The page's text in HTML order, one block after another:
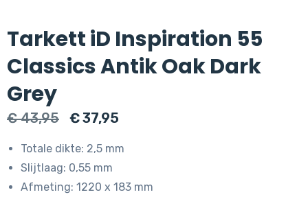
Tarkett iD Inspiration 55
Classics Antik Oak Dark
Grey
€43,95
Oorspronkelijke
€ 43,95.
€37,95
€ 37,95.
Totale dikte: 2,5 mm
Slijtlaag: 0,55 mm
Afmeting: 1220 x 183 mm